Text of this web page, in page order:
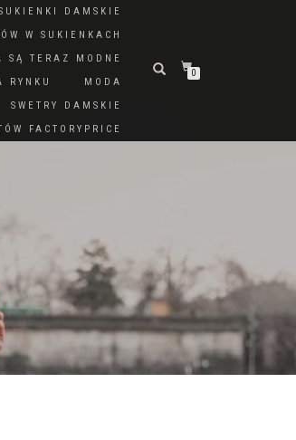
DAMSKIE
W SUKIENKACH
TERAZ MODNE
RYNKU
MODA
SWETRY DAMSKIE
FACTORYPRICE
0